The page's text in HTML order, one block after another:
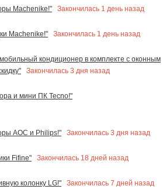
Machenike!" Закончилась 1 день назад
Machenike!"
Закончилась 1 день назад
кондиционер в комплекте с оконным
Закончилась 3 дня назад
и мини ПК Tecno!"
AOC и Philips!"
Закончилась 3 дня назад
Fifine"
Закончилась 18 дней назад
колонку LG!"
Закончилась 7 дней назад